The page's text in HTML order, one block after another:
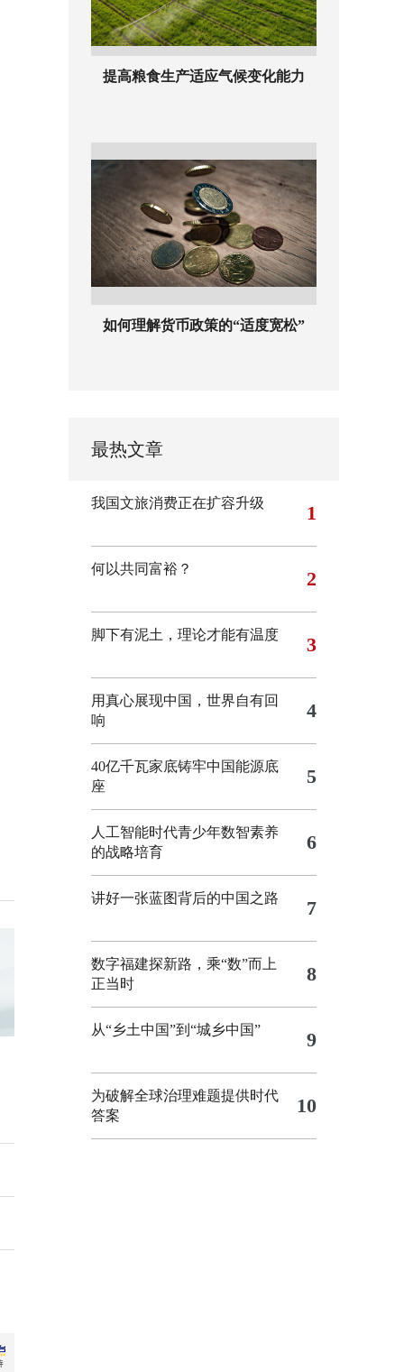
提高粮食生产适应气候变化能力
如何理解货币政策的“适度宽松”
最热文章
我国文旅消费正在扩容升级 1
何以共同富裕？ 2
脚下有泥土，理论才能有温度 3
用真心展现中国，世界自有回
响
4
40亿千瓦家底铸牢中国能源底
座
5
人工智能时代青少年数智素养
的战略培育
6
讲好一张蓝图背后的中国之路 7
数字福建探新路，乘“数”而上
正当时
8
从“乡土中国”到“城乡中国” 9
为破解全球治理难题提供时代
答案
10